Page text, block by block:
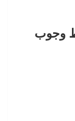
وجوب